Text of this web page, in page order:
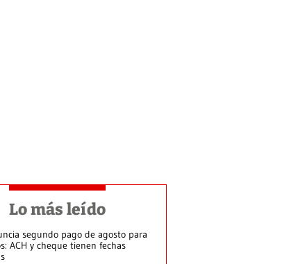
Lo más leído
segundo pago de agosto para
ACH y cheque tienen fechas